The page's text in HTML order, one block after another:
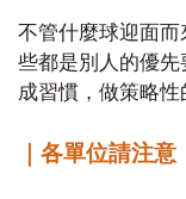
不管什麼球迎面
些都是別人的優
成習慣，做策略性
｜各單位請注意｜